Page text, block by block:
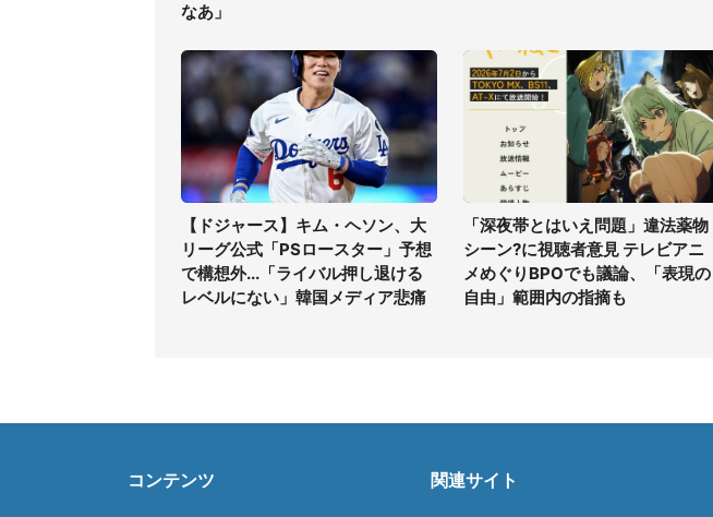
なあ」
【ドジャース】キム・ヘソン、大
リーグ公式「PSロースター」予想
で構想外...「ライバル押し退ける
レベルにない」韓国メディア悲痛
「深夜帯とはいえ問題」違法薬物
シーン?に視聴者意見 テレビアニ
メめぐりBPOでも議論、「表現の
自由」範囲内の指摘も
コンテンツ 関連サイト